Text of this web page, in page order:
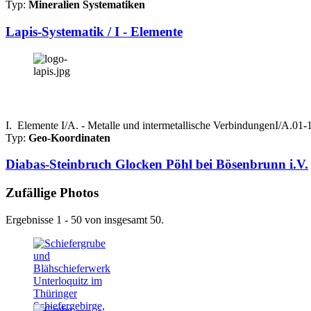
Typ: Mineralien Systematiken
Lapis-Systematik / I - Elemente
I. Elemente I/A. - Metalle und intermetallische VerbindungenI/
Typ: Geo-Koordinaten
Diabas-Steinbruch Glocken Pöhl bei Bösenbrunn i.V.
Zufällige Photos
Ergebnisse 1 - 50 von insgesamt 50.